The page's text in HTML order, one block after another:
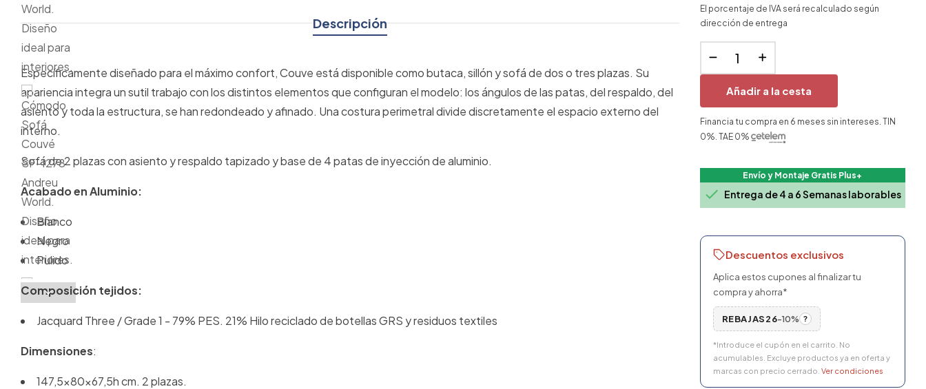
Descripción
Específicamente diseñado para el máximo confort, Couve está disponible como butaca, sillón y sofá de dos o tres plazas. Su
apariencia integra un sutil trabajo con los distintos elementos que configuran el modelo: los ángulos de las patas, del respaldo, del
asiento y toda la estructura, se han redondeado y afinado. Una costura perimetral divide discretamente el espacio externo del
interno.
Sofá de 2 plazas con asiento y respaldo tapizado y base de 4 patas de inyección de aluminio.
Acabado en Aluminio:
Blanco
Negro
Pulido
Composición tejidos:
Jacquard Three / Grade 1 - 79% PES. 21% Hilo reciclado de botellas GRS y residuos textiles
Dimensiones:
147,5x80x67,5h cm. 2 plazas.
El porcentaje de IVA será recalculado según
dirección de entrega
Añadir a la cesta
Financia tu compra en 6 meses sin intereses. TIN
0%. TAE 0%
Envío y Montaje Gratis Plus+
 Entrega de 4 a 6 Semanas laborables
Descuentos exclusivos
Aplica estos cupones al finalizar tu
compra y ahorra*
REBAJAS26-10% ?
*Introduce el cupón en el carrito. No
acumulables. Excluye productos ya en oferta y
marcas con precio cerrado. Ver condiciones